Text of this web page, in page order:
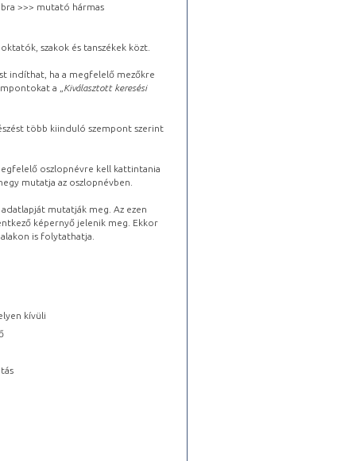
>>> mutató hármas
szakok és tanszékek közt.
indíthat, ha a megfelelő mezőkre
a „ Kiválasztott keresési
több kiinduló szempont szerint
oszlopnévre kell kattintania
mutatja az oszlopnévben.
mutatják meg. Az ezen
képernyő jelenik meg. Ekkor
is folytathatja.
kívüli